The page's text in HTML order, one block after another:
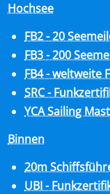
Hochsee
FB2 - 20
FB3 - 200
FB4 - weltweite
SRC -
YCA Sailing
Binnen
20m
UBI -